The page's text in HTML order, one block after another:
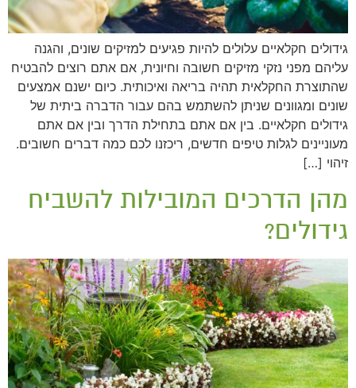
גידולים חקלאיים עלולים להיות פגיעים למזיקים שונים, והגנה
עליהם מפני נזקי מזיקים חשובה וחיונית, אם אתם רוצים להבטיח
שהתוצרת החקלאית תהיה בריאה ואיכותית. כיום ישנם אמצעים
שונים ומגוונים שניתן להשתמש בהם עבור הדברה ביתית של
גידולים חקלאיים. בין אם אתם בתחילת הדרך ובין אם אתם
מעוניינים לגלות טיפים חדשים, ריכזנו לכם כמה דברים חשובים.
זיהוי […]
מהן הדרכים המובילות להשביח
גידולים?